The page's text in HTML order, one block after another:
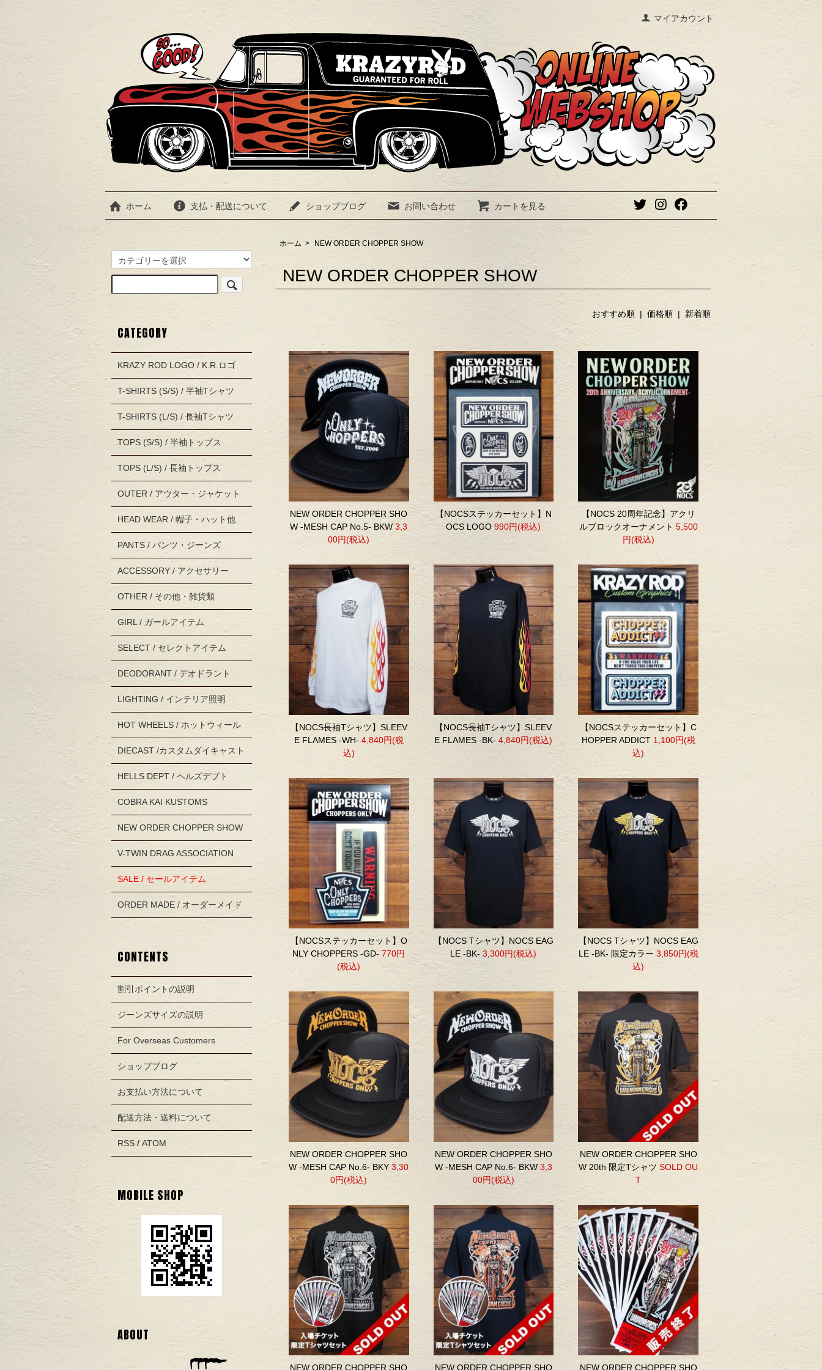
マイアカウント
ホーム 支払・配送について ショップブログ お問い合わせ カートを見る
ホーム > NEW ORDER CHOPPER SHOW
NEW ORDER CHOPPER SHOW
おすすめ順 | 価格順 | 新着順
NEW ORDER CHOPPER SHO
W -MESH CAP No.5- BKW 3,3
00円(税込)
【NOCSステッカーセット】N
OCS LOGO 990円(税込)
【NOCS 20周年記念】アクリ
ルブロックオーナメント 5,500
円(税込)
【NOCS長袖Tシャツ】SLEEV
E FLAMES -WH- 4,840円(税
込)
【NOCS長袖Tシャツ】SLEEV
E FLAMES -BK- 4,840円(税込)
【NOCSステッカーセット】C
HOPPER ADDICT 1,100円(税
込)
【NOCSステッカーセット】O
NLY CHOPPERS -GD- 770円
(税込)
【NOCS Tシャツ】NOCS EAG
LE -BK- 3,300円(税込)
【NOCS Tシャツ】NOCS EAG
LE -BK- 限定カラー 3,850円(税
込)
NEW ORDER CHOPPER SHO
W -MESH CAP No.6- BKY 3,30
0円(税込)
NEW ORDER CHOPPER SHO
W -MESH CAP No.6- BKW 3,3
00円(税込)
NEW ORDER CHOPPER SHO
W 20th 限定Tシャツ SOLD OU
T
NEW ORDER CHOPPER SHO NEW ORDER CHOPPER SHO NEW ORDER CHOPPER SHO
CATEGORY
KRAZY ROD LOGO / K.R.ロゴ
T-SHIRTS (S/S) / 半袖Tシャツ
T-SHIRTS (L/S) / 長袖Tシャツ
TOPS (S/S) / 半袖トップス
TOPS (L/S) / 長袖トップス
OUTER / アウター・ジャケット
HEAD WEAR / 帽子・ハット他
PANTS / パンツ・ジーンズ
ACCESSORY / アクセサリー
OTHER / その他・雑貨類
GIRL / ガールアイテム
SELECT / セレクトアイテム
DEODORANT / デオドラント
LIGHTING / インテリア照明
HOT WHEELS / ホットウィール
DIECAST /カスタムダイキャスト
HELLS DEPT / ヘルズデプト
COBRA KAI KUSTOMS
NEW ORDER CHOPPER SHOW
V-TWIN DRAG ASSOCIATION
SALE / セールアイテム
ORDER MADE / オーダーメイド
CONTENTS
割引ポイントの説明
ジーンズサイズの説明
For Overseas Customers
ショップブログ
お支払い方法について
配送方法・送料について
RSS / ATOM
MOBILE SHOP
ABOUT